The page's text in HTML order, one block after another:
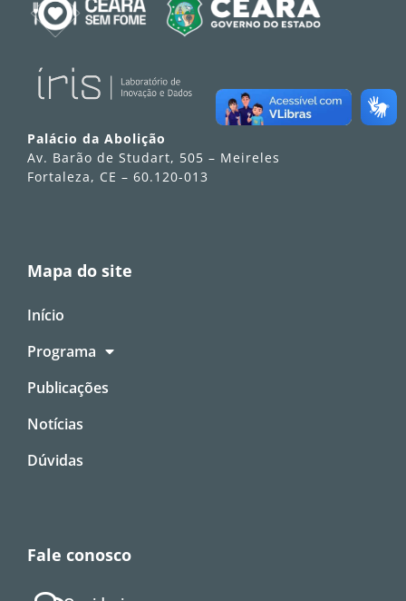
Palácio da Abolição
Av. Barão de Studart, 505 – Meireles
Fortaleza, CE – 60.120-013
Mapa do site
Início
Programa
Publicações
Notícias
Dúvidas
Fale conosco